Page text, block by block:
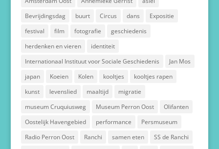
Bevrijdingsdag
buurt Circus dans
Expositie
festival
film fotografie
geschiedenis
herdenken en vieren
identiteit
Internationaal Instituut voor Sociale Geschiedenis
Jan Mos
japan
Koeien Kolen kooltjes
kooltjes rapen
kunst
levenslied maaltijd
migratie
museum Cruquiusweg
Museum Perron Oost
Olifanten
Oostelijk Havengebied
performance
Persmuseum
Radio Perron Oost
Ranchi samen eten
SS de Ranchi